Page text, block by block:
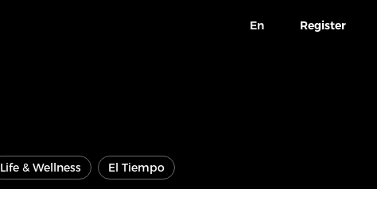
En Register
Life & Wellness El Tiempo